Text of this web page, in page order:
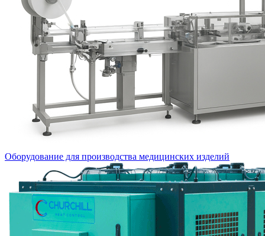
Оборудование для производства медицинских изделий